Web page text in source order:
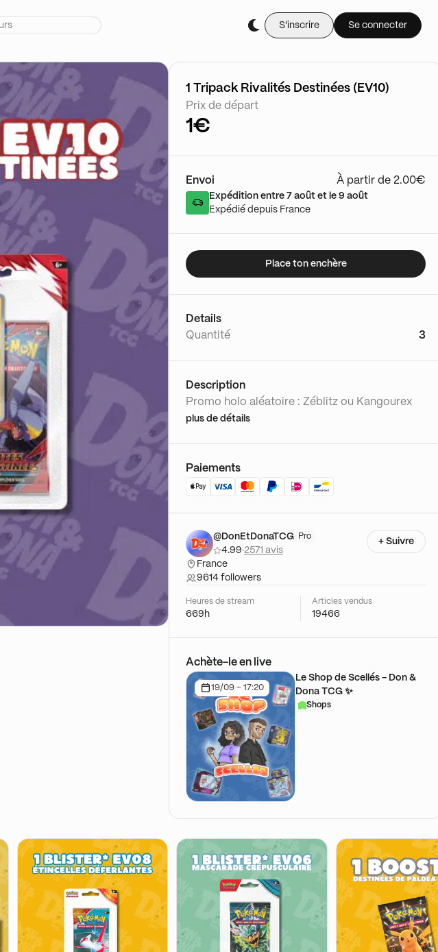
S'inscrire Se connecter
Achète-le en
19/09 - 17:20
Voir le show
1 Tripack Rivalités Destinées (EV10)
Prix de départ
1€
Envoi À partir de 2.00€
Expédition entre 7 août et le 9 août
Expédié depuis France
Place ton enchère
Details
Quantité
3
Description
Promo holo aléatoire : Zéblitz ou Kangourex
plus de détails
Paiements
@DonEtDonaTCG Pro
4.99·2571 avis
France
9614 followers
+ Suivre
Heures de stream
669h
Articles vendus
19466
Achète-le en live
19/09 - 17:20
Le Shop de Scellés - Don &
Dona TCG ✨
Shops